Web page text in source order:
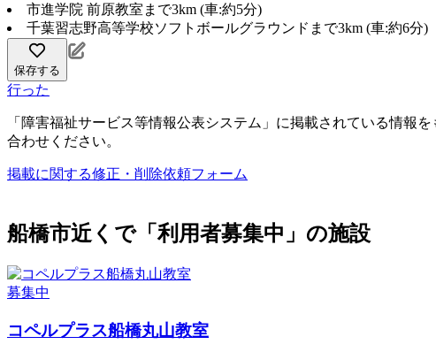
市進学院 前原教室まで3km (車:約5分)
千葉習志野高等学校ソフトボールグラウンドまで3km (車:約6分)
保存する
行った
「障害福祉サービス等情報公表システム」に掲載されている情報
合わせください。
掲載に関する修正・削除依頼フォーム
船橋市近くで「利用者募集中」の施設
募集中
コペルプラス船橋丸山教室